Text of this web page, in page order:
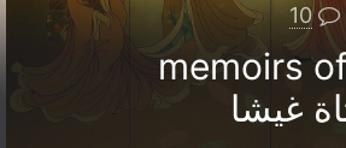
10
memoirs
غيشا